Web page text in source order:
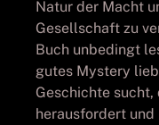
Natur der Macht
Gesellschaft zu
Buch unbedingt
gutes Mystery
Geschichte sucht,
herausfordert und